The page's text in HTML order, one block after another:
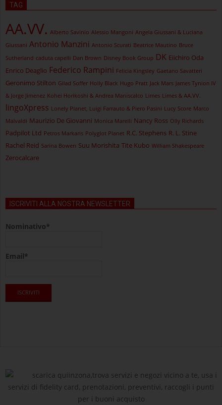
TAG
AA.VV. Alberto Savinio Alessio Mangoni Angela Giussani & Luciana
Giussani Antonio Manzini Antonio Scurati Beatrice Mautino Bruce
Sutherland caduta capelli Dan Brown Disney Book Group DK Eiichiro Oda
Enrico Deaglio Federico Rampini Felicia Kingsley Gaetano Savatteri
Geronimo Stilton Gilad Soffer Holly Black Hugo Pratt Jack Mars James Tynion IV
& Jorge Jimenez Kohei Horikoshi & Andrea Maniscalco Limes Limes & AA.VV.
lingoXpress Lonely Planet, Luigi Farrauto & Piero Pasini Lucy Score Marco
Malvaldi Maurizio De Giovanni Monica Marelli Nancy Ross Olly Richards
Padpilot Ltd Petros Markaris Polyglot Planet R.C. Stephens R. L. Stine
Rachel Reid Sarina Bowen Suu Morishita Tite Kubo William Shakespeare
Zerocalcare
ISCRIVITI ALLA NOSTRA NEWSLETTER
Nominativo*
Email*
scarica quiinzona,trova servizi e negozi vicino a te, usa i
servizi di fidelity card, prenotazioni, preventivi, raccogli i punti
per i buoni acquisto